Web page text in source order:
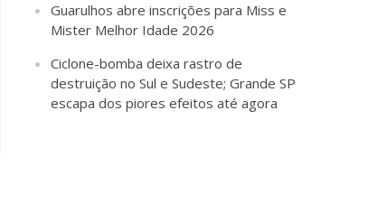
Guarulhos abre inscrições para Miss e
Mister Melhor Idade 2026
Ciclone-bomba deixa rastro de
destruição no Sul e Sudeste; Grande SP
escapa dos piores efeitos até agora